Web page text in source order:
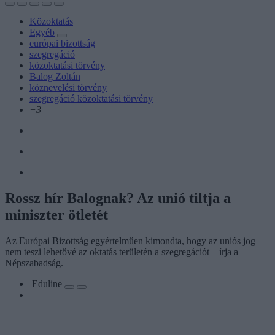
Közoktatás
Egyéb
európai bizottság
szegregáció
közoktatási törvény
Balog Zoltán
köznevelési törvény
szegregáció közoktatási törvény
+3
Rossz hír Balognak? Az unió tiltja a
miniszter ötletét
Az Európai Bizottság egyértelműen kimondta, hogy az uniós jog
nem teszi lehetővé az oktatás területén a szegregációt – írja a
Népszabadság.
Eduline